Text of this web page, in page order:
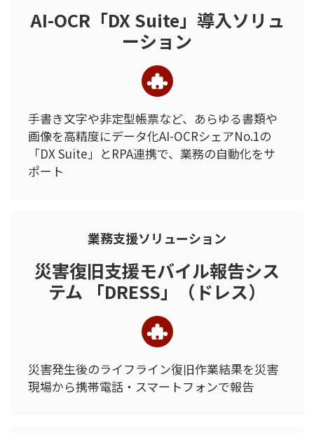
AI-OCR「DX Suite」導入ソリュ
ーション
手書き文字や非定型帳票など、あらゆる書類や
画像を高精度にデータ化AI-OCRシェアNo.1の
「DX Suite」とRPA連携で、業務の自動化をサ
ポート
業務支援ソリューション
災害復旧支援モバイル報告シス
テム 「DRESS」（ドレス）
災害発生後のライフライン復旧作業結果を災害
現場から携帯電話・スマートフォンで報告